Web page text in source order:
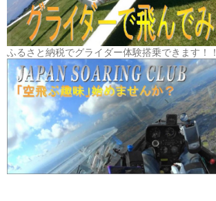
ふるさと納税でグライダー体験搭乗できます！！